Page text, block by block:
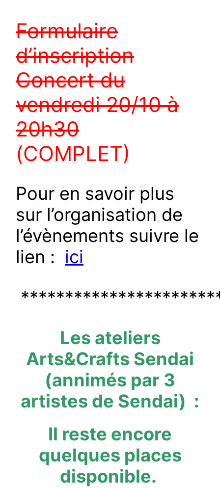
Formulaire
d’inscription
Concert du
vendredi 20/10 à
20h30
(COMPLET)
Pour en savoir plus
sur l’organisation de
l’évènements suivre le
lien : ici
Les ateliers
Arts&Crafts Sendai
(annimés par 3
artistes de Sendai) :
Il reste encore
quelques places
disponible.